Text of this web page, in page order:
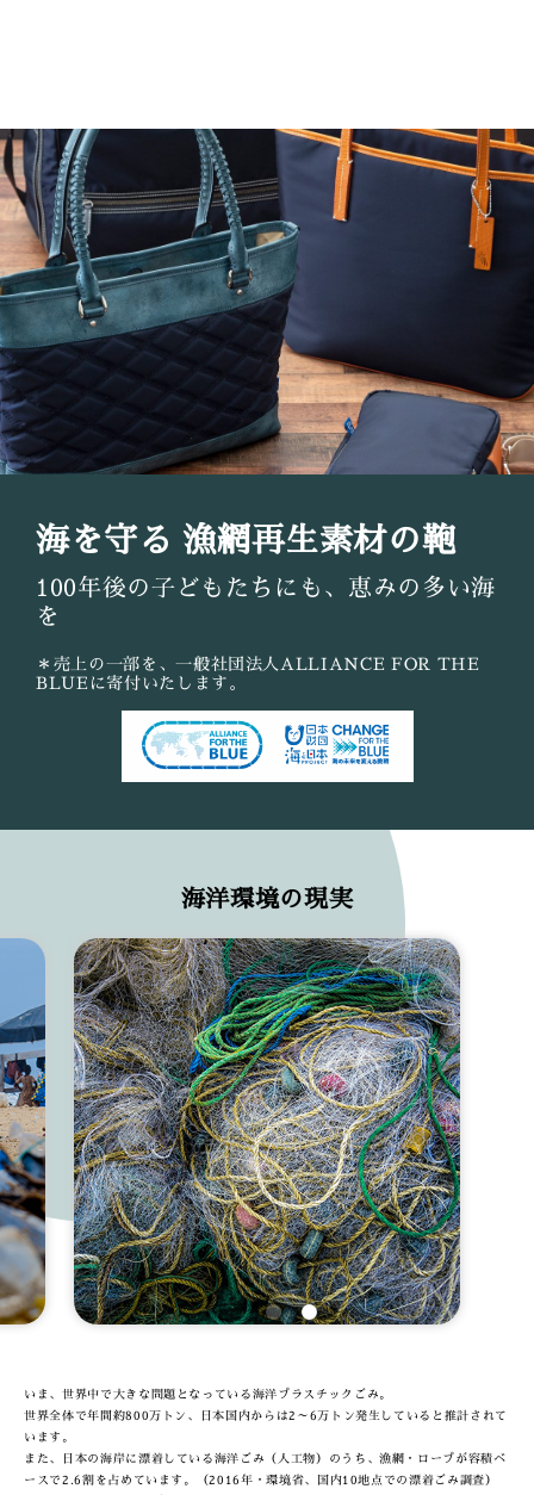
海を守る 漁網再生素材の鞄
100年後の子どもたちにも、恵みの多い海
を
＊売上の一部を、一般社団法人ALLIANCE FOR THE
BLUEに寄付いたします。
海洋環境の現実
いま、世界中で大きな問題となっている海洋プラスチックごみ。
世界全体で年間約800万トン、日本国内からは2～6万トン発生していると推計されて
います。
また、日本の海岸に漂着している海洋ごみ（人工物）のうち、漁網・ロープが容積ベ
ースで2.6割を占めています。（2016年・環境省、国内10地点での漂着ごみ調査）